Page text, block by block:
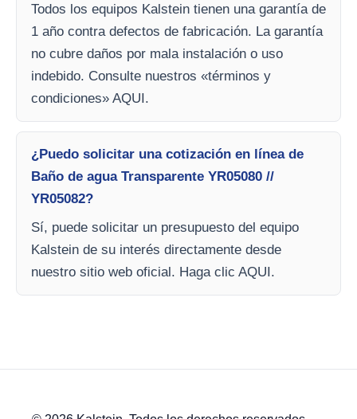
Todos los equipos Kalstein tienen una garantía de
1 año contra defectos de fabricación. La garantía
no cubre daños por mala instalación o uso
indebido. Consulte nuestros «términos y
condiciones» AQUI.
¿Puedo solicitar una cotización en línea de
Baño de agua Transparente YR05080 //
YR05082?
Sí, puede solicitar un presupuesto del equipo
Kalstein de su interés directamente desde
nuestro sitio web oficial. Haga clic AQUI.